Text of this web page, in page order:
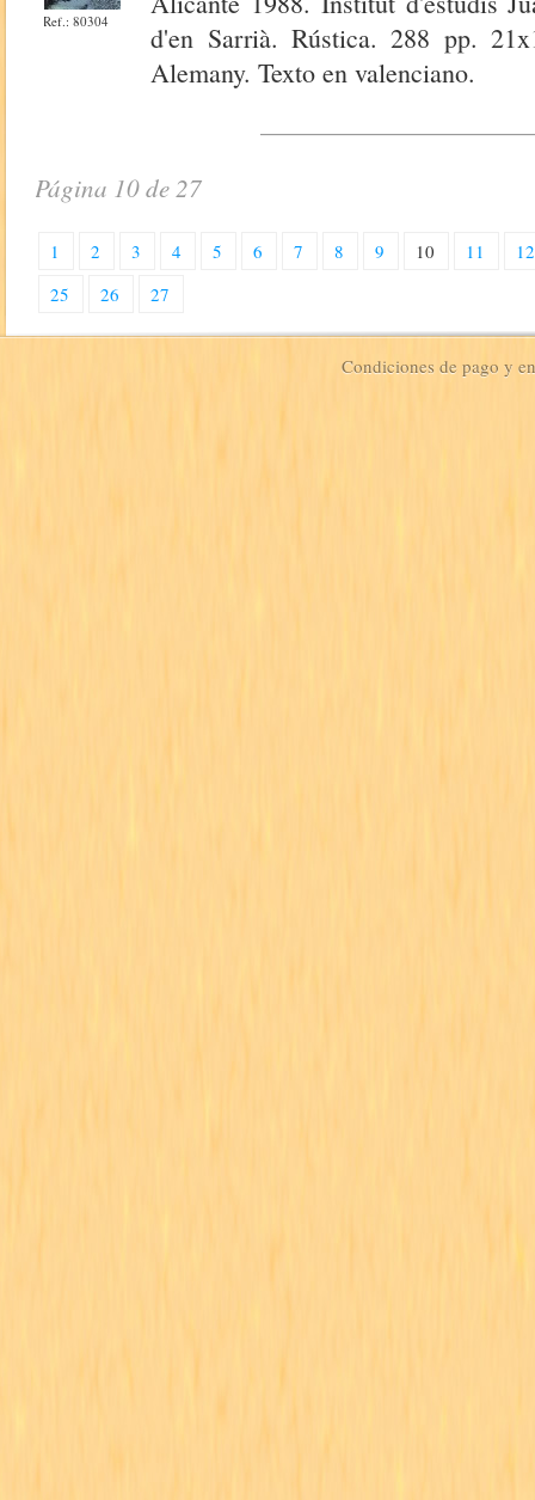
Ref.: 80304
d'en Sarrià. Rústica. 288 pp.
Alemany. Texto en valenciano.
Página 10 de 27
1 2 3 4 5 6 7 8 9 10 11
12
25
26 27
Condiciones de pago y